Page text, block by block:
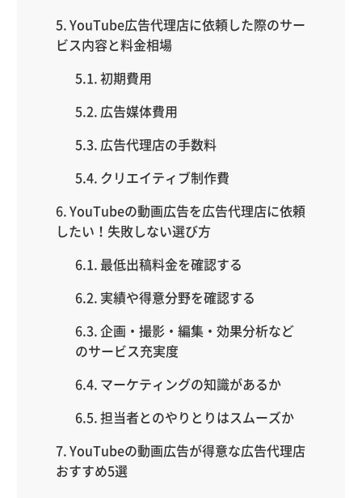
YouTube広告代理店に依頼した際のサー
ビス内容と料金相場
初期費用
広告媒体費用
広告代理店の手数料
クリエイティブ制作費
YouTubeの動画広告を広告代理店に依頼
したい！失敗しない選び方
最低出稿料金を確認する
実績や得意分野を確認する
企画・撮影・編集・効果分析など
のサービス充実度
マーケティングの知識があるか
担当者とのやりとりはスムーズか
YouTubeの動画広告が得意な広告代理店
おすすめ5選